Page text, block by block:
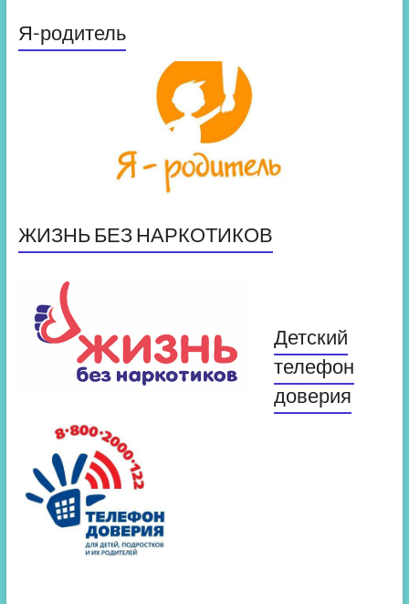
Я-родитель
ЖИЗНЬ БЕЗ НАРКОТИКОВ
Детский
телефон
доверия